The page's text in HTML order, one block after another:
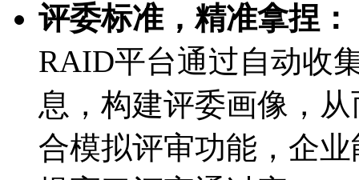
评委标准，精准拿捏：
RAID平台通过自动收
息，构建评委画像
合模拟评审功能，企